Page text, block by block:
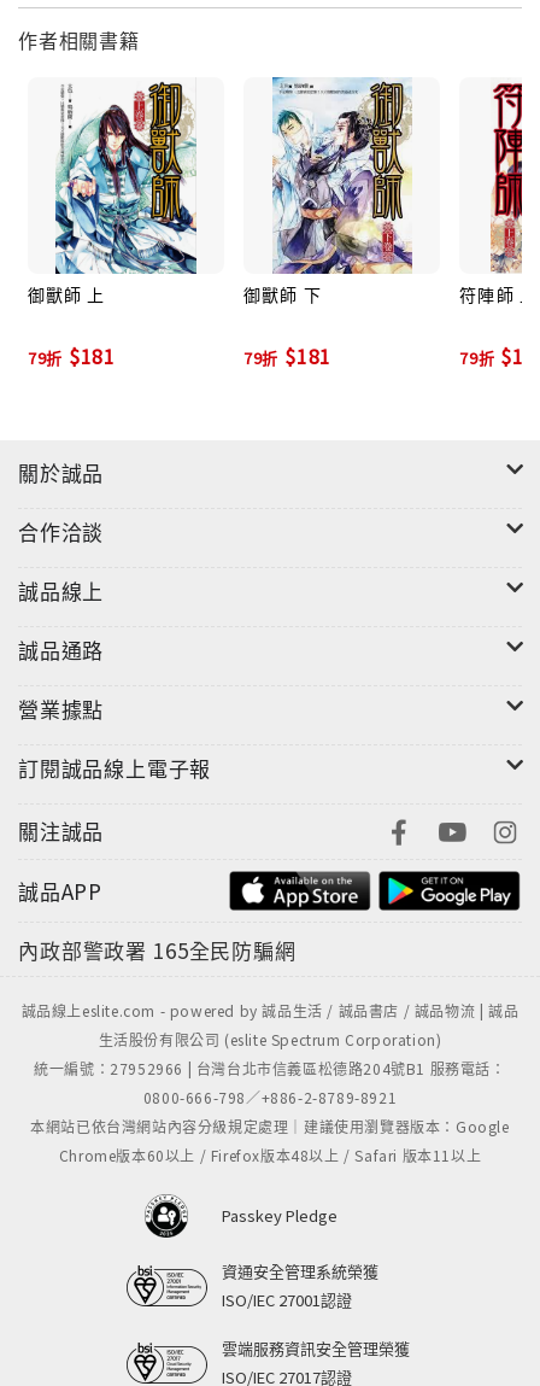
的，會是誰？
當胡亥頻繁出現在與啞舍有關的人事周圍，
並利用那些各有異能的古物一步步進行他的計畫，
堅決如老闆，是否會開始動搖？
啞舍裡的眾多古物們，繼續等待著下一個推開店門的有
緣人……
作者相關書籍
御獸師 上
79折 $181
御獸師 下
79折 $181
符陣師 上
79折
關於誠品
合作洽談
誠品線上
誠品通路
營業據點
訂閱誠品線上電子報
關注誠品
誠品APP
內政部警政署 165全民防騙網
誠品線上eslite.com - powered by 誠品生活 / 誠品書店 / 誠品物流 | 誠品
生活股份有限公司 (eslite Spectrum Corporation)
統一編號：27952966 | 台灣台北市信義區松德路204號B1 服務電話：
0800-666-798／+886-2-8789-8921
本網站已依台灣網站內容分級規定處理｜建議使用瀏覽器版本：Google
Chrome版本60以上 / Firefox版本48以上 / Safari 版本11以上
Passkey Pledge
資通安全管理系統榮獲
ISO/IEC 27001認證
雲端服務資訊安全管理榮獲
ISO/IEC 27017認證